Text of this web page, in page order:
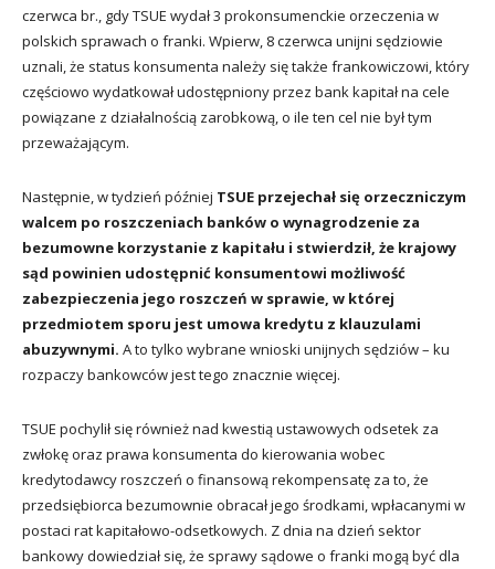
czerwca br., gdy TSUE wydał 3 prokonsumenckie orzeczenia w
polskich sprawach o franki. Wpierw, 8 czerwca unijni sędziowie
uznali, że status konsumenta należy się także frankowiczowi, który
częściowo wydatkował udostępniony przez bank kapitał na cele
powiązane z działalnością zarobkową, o ile ten cel nie był tym
przeważającym.
Następnie, w tydzień później TSUE przejechał się orzeczniczym
walcem po roszczeniach banków o wynagrodzenie za
bezumowne korzystanie z kapitału i stwierdził, że krajowy
sąd powinien udostępnić konsumentowi możliwość
zabezpieczenia jego roszczeń w sprawie, w której
przedmiotem sporu jest umowa kredytu z klauzulami
abuzywnymi. A to tylko wybrane wnioski unijnych sędziów – ku
rozpaczy bankowców jest tego znacznie więcej.
TSUE pochylił się również nad kwestią ustawowych odsetek za
zwłokę oraz prawa konsumenta do kierowania wobec
kredytodawcy roszczeń o finansową rekompensatę za to, że
przedsiębiorca bezumownie obracał jego środkami, wpłacanymi w
postaci rat kapitałowo-odsetkowych. Z dnia na dzień sektor
bankowy dowiedział się, że sprawy sądowe o franki mogą być dla